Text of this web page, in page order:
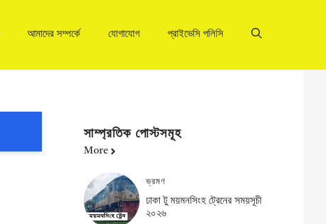
আমাদের সম্পর্কে যোগাযোগ প্রাইভেসি পলিসি
সাম্প্রতিক পোস্টসমূহ
More
ভ্রমণ
ঢাকা টু ময়মনসিংহ ট্রেনের সময়সূচী
২০২৬